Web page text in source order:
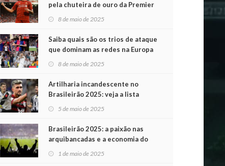
pela chuteira de ouro da Premier
League
8 de maio de 2025
Saiba quais são os trios de ataque
que dominam as redes na Europa
8 de maio de 2025
Artilharia incandescente no
Brasileirão 2025: veja a lista
atualizada
5 de maio de 2025
Brasileirão 2025: a paixão nas
arquibancadas e a economia do
futebol na primeira rodada
1 de maio de 2025